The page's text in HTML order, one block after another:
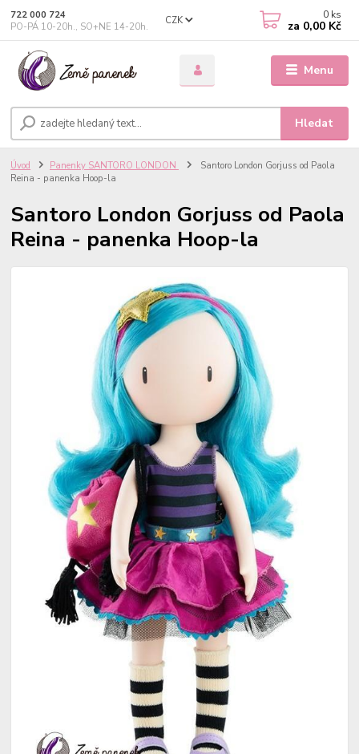
Menu
CZK
Hledat
722 000 724
PO-PÁ 10-20h., SO+NE 14-20h.
0 ks
za 0,00 Kč
Úvod Panenky SANTORO LONDON
Santoro London Gorjuss od Paola
Reina - panenka Hoop-la
Santoro London Gorjuss od Paola
Reina - panenka Hoop-la